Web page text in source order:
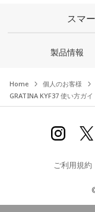
スマ
製品情報
Home 個人のお客様
GRATINA KYF37 使い方ガイ
ご利用規約